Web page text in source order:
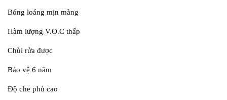
Bóng loáng mịn màng
Hàm lượng V.O.C thấp
Chùi rửa được
Bảo vệ 6 năm
Độ che phủ cao